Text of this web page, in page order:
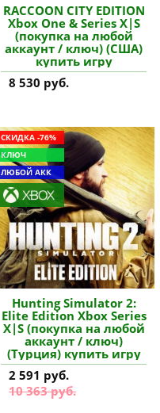
RACCOON CITY EDITION
Xbox One & Series X|S
(покупка на любой
аккаунт / ключ) (США)
купить игру
8 530 руб.
СКИДКА -76%
КЛЮЧ
ЛЮБОЙ АКК
Hunting Simulator 2:
Elite Edition Xbox Series
X|S (покупка на любой
аккаунт / ключ)
(Турция) купить игру
2 591 руб.
10 363 руб.